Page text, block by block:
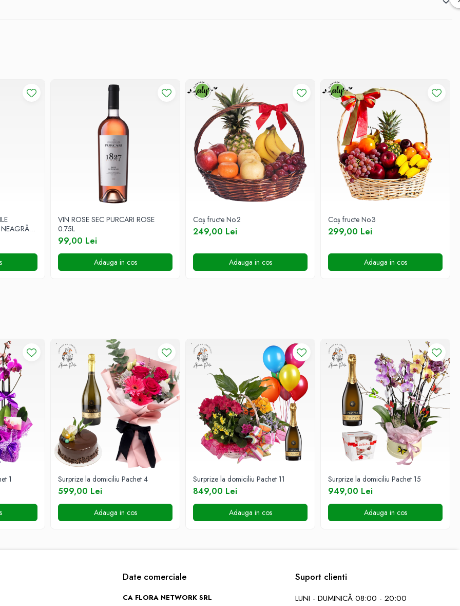
VIN ROSE SEC PURCARI ROSE
0.75L
99,00 Lei
Adauga in cos
Coș fructe No.2
249,00 Lei
Adauga in cos
Coș fructe No.3
299,00 Lei
Adauga in cos
1 Surprize la domiciliu Pachet 4
599,00 Lei
Adauga in cos
Surprize la domiciliu Pachet 11
849,00 Lei
Adauga in cos
Surprize la domiciliu Pachet 15
949,00 Lei
Adauga in cos
Date comerciale
CA FLORA NETWORK SRL
Suport clienti
LUNI - DUMINICĂ 08:00 - 20:00